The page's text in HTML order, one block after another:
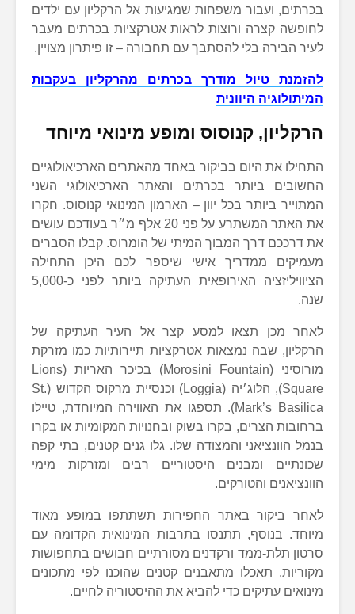
בכרתים, ועבור משפחות שמגיעות אל הרקליון עם ילדים
לחופשה קצרה ורוצות לראות אטרקציות בכרתים מעבר
לעיר הבירה בלי להסתבך עם תחבורה – זו פיתרון מצויין.
להזמנת טיול מודרך בכרתים מהרקליון בעקבות
המיתולוגיה היוונית
הרקליון, קנוסוס ומופע מינואי מיוחד
התחילו את היום בביקור באחד מהאתרים הארכיאולוגיים
החשובים ביותר בכרתים והאתר הארכיאולוגי השני
המתוייר ביותר בכל יוון – הארמון המינואי קנוסוס. חקרו
את האתר המשתרע על פני 20 אלף מ״ר בעודכם עושים
את דרככם דרך המבוך המיתי של הומרוס. קבלו הסברים
מעמיקים ממדריך אישי שיספר לכם היכן התחילה
הציוויליזציה האירופאית העתיקה ביותר לפני כ-5,000
שנה.
לאחר מכן תצאו למסע קצר אל העיר העתיקה של
הרקליון, שבה נמצאות אטרקציות תיירותיות כמו מזרקת
מורוסיני (Morosini Fountain) בכיכר האריות (Lions
Square), הלוג׳יה (Loggia) וכנסיית מרקוס הקדוש (St.
Mark’s Basilica). תספגו את האווירה המיוחדת, טיילו
ברחובות הצרים, בקרו בשוק ובחנויות המקומיות או בקרו
בנמל הוונציאני והמצודה שלו. גלו גנים קטנים, בתי קפה
שכונתיים ומבנים היסטוריים רבים ומזרקות מימי
הוונציאנים והטורקים.
לאחר ביקור באתר החפירות תשתתפו במופע מאוד
מיוחד. בנוסף, תתנסו בתרבות המינואית הקדומה עם
סרטון תלת-ממד ורקדנים מסורתיים חבושים בתחפושות
מקוריות. תאכלו מתאבנים קטנים שהוכנו לפי מתכונים
מינואים עתיקים כדי להביא את ההיסטוריה לחיים.